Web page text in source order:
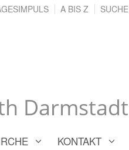
Darmstadt
A BIS Z SUCHE
KONTAKT